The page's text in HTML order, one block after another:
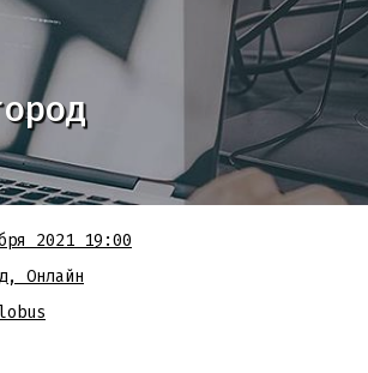
2021 19:00
, Онлайн